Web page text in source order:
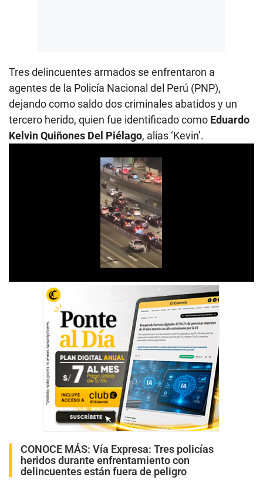
Tres delincuentes armados se enfrentaron a
agentes de la Policía Nacional del Perú (PNP),
dejando como saldo dos criminales abatidos y un
tercero herido, quien fue identificado como Eduardo
Kelvin Quiñones Del Piélago, alias ‘Kevin’.
CONOCE MÁS: Vía Expresa: Tres policías
heridos durante enfrentamiento con
delincuentes están fuera de peligro